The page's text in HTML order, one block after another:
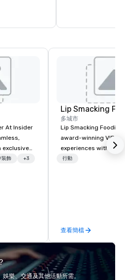
exclusive
world-
the U.S.
Hawaii,
裝飾 +3
Lip Smacking
多城市
Lip Smacking Foodie
award-winning VIP
experiences with
restaurants
and craft cocktails at
with complete VIP
experience gives
opportunity to sit
colleagues at each
行動
查看簡檔
樂、交通及其他活動所需。